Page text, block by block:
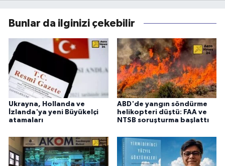
Bunlar da ilginizi çekebilir
Ukrayna, Hollanda ve
İzlanda'ya yeni Büyükelçi
atamaları
ABD'de yangın söndürme
helikopteri düştü: FAA ve
NTSB soruşturma başlattı